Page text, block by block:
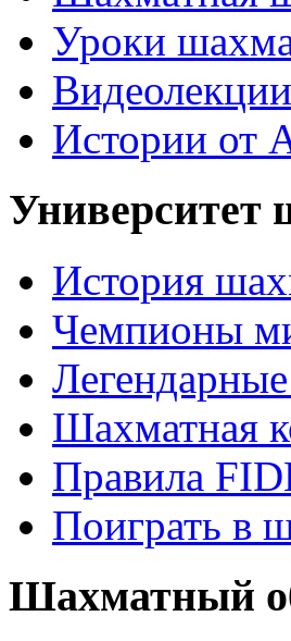
Уроки
Видеолекции
Истории от
Университет
История
Чемпионы
Шахматная
Правила
Поиграть в
Шахматный